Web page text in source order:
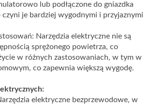
lub podłączone do gniazdka
czyni je bardziej wygodnymi i przyjaznymi
Narzędzia elektryczne nie są
sprężonego powietrza, co
w różnych zastosowaniach, w tym w
co zapewnia większą wygodę.
elektryczne bezprzewodowe, w